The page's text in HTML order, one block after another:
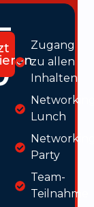
Zugang
zu allen
Inhalten
Lunch
Party
Team-
Teilnahme